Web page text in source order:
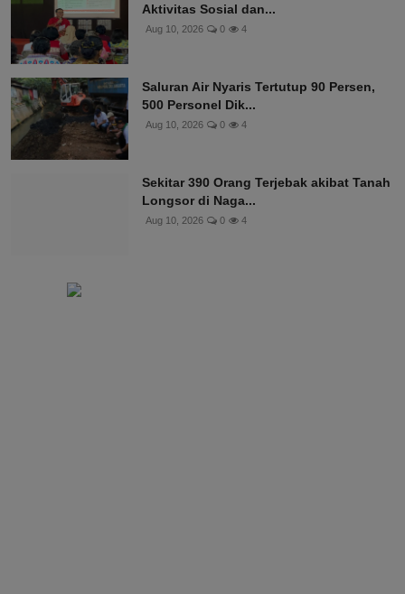
Aktivitas Sosial dan...
Aug 10, 2026 0 4
Saluran Air Nyaris Tertutup 90 Persen,
500 Personel Dik...
Aug 10, 2026 0 4
Sekitar 390 Orang Terjebak akibat Tanah
Longsor di Naga...
Aug 10, 2026 0 4